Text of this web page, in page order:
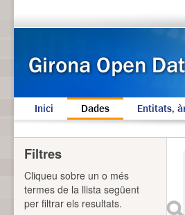
Inici Dades Entitats,
Filtres
Cliqueu sobre un o més
termes de la llista següent
per filtrar els resultats.